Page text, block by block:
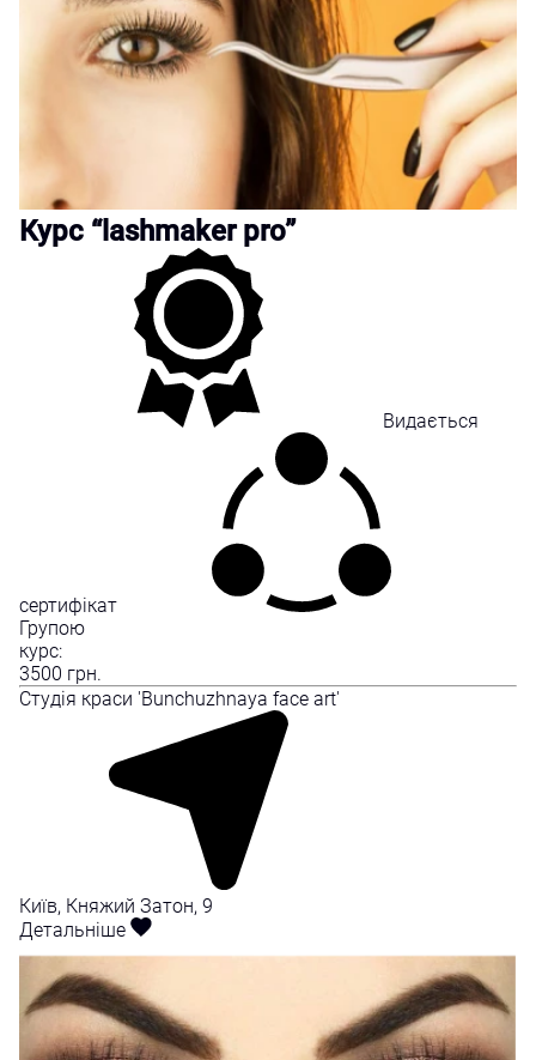
Курс “lashmaker pro”
Видається
сертифікат
Групою
курс:
3500 грн.
Студія краси 'Bunchuzhnaya face art'
Київ, Княжий Затон, 9
Детальніше